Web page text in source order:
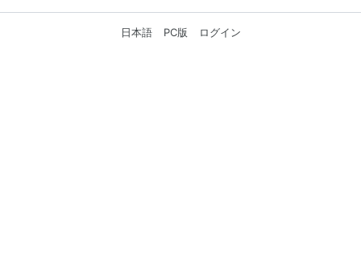
日本語 PC版 ログイン